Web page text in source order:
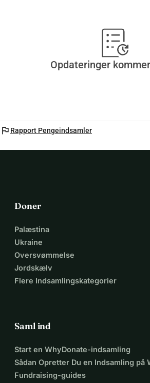
Opdateringer
flag Rapport Pengeindsamler
Doner
Palæstina
Ukraine
Oversvømmelse
Jordskælv
Flere Indsamlingskategorier
Saml ind
Start en WhyDonate-indsamling
Sådan Opretter Du en Indsamling på
Fundraising-guides